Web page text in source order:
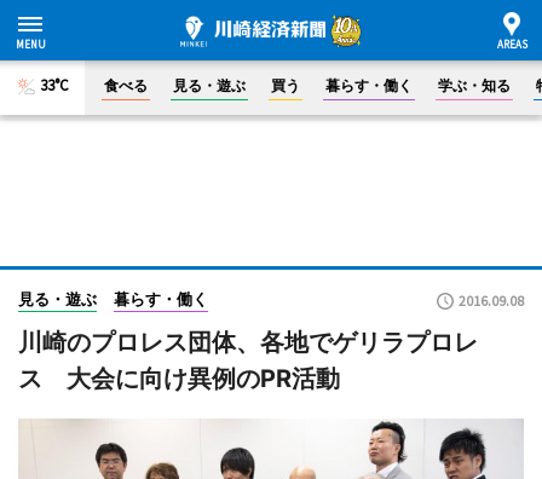
33°C 食べる 見る・遊ぶ 買う 暮らす・働く 学ぶ・知る
見る・遊ぶ 暮らす・働く 2016.09.08
川崎のプロレス団体、各地でゲリラプロレ
ス 大会に向け異例のPR活動